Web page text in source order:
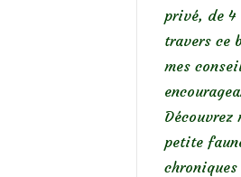
privé, de 4
travers ce
mes
Découvrez
petite